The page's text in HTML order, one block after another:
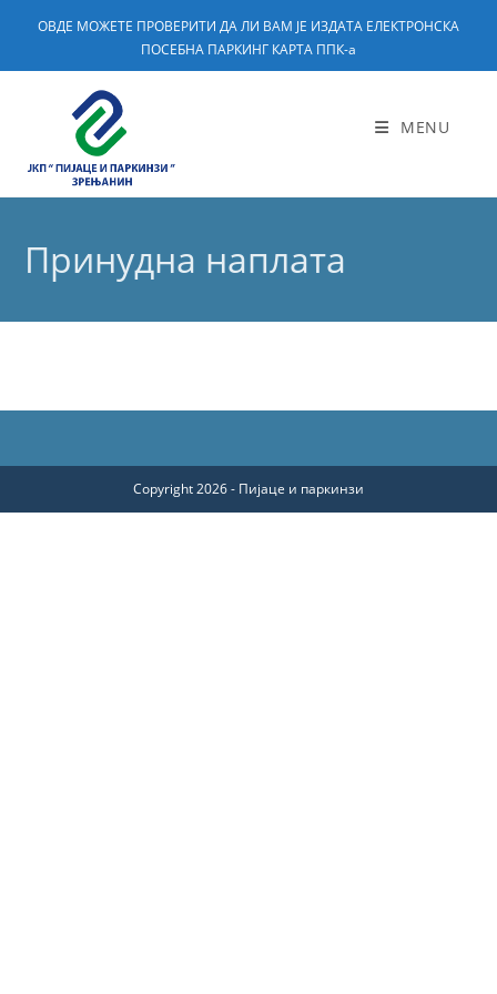
ОВДЕ МОЖЕТЕ ПРОВЕРИТИ ДА ЛИ ВАМ ЈЕ ИЗДАТА ЕЛЕКТРОНСКА
ПОСЕБНА ПАРКИНГ КАРТА ППК-а
MENU
Принудна наплата
Copyright 2026 - Пијаце и паркинзи